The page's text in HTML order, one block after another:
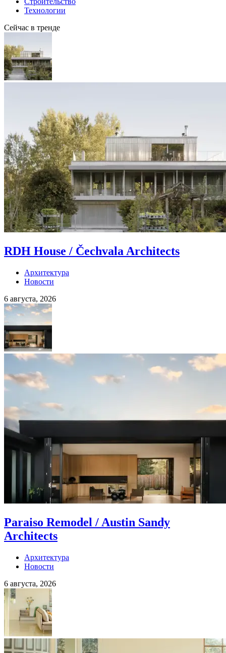
Технологии
Сейчас в тренде
RDH House / Čechvala Architects
Архитектура
Новости
6 августа, 2026
Paraiso Remodel / Austin Sandy
Architects
Архитектура
Новости
6 августа, 2026